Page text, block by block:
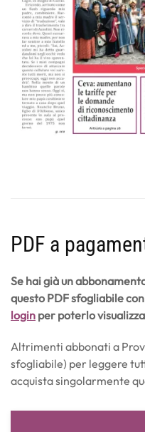
PDF a
Se hai già un
questo PDF sfogliabile
login per poterlo
Altrimenti abbonati a
sfogliabile) per leggere
acquista singolarmente